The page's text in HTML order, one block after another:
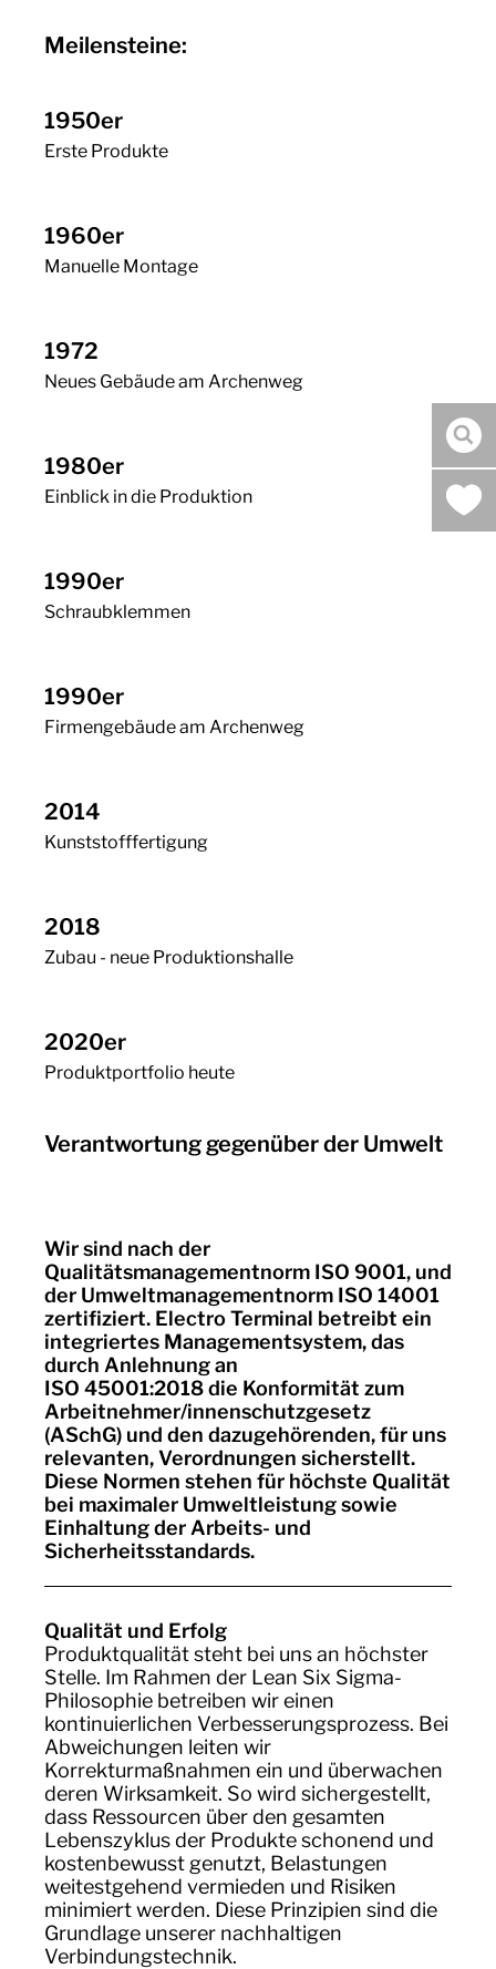
Meilensteine:
1950er
Erste Produkte
1960er
Manuelle Montage
1972
Neues Gebäude am Archenweg
1980er
Einblick in die Produktion
1990er
Schraubklemmen
1990er
Firmengebäude am Archenweg
2014
Kunststofffertigung
2018
Zubau - neue Produktionshalle
2020er
Produktportfolio heute
Verantwortung gegenüber der Umwelt
Wir sind nach der
Qualitätsmanagementnorm ISO 9001, und
der Umweltmanagementnorm ISO 14001
zertifiziert. Electro Terminal betreibt ein
integriertes Managementsystem, das
durch Anlehnung an
ISO 45001:2018 die Konformität zum
Arbeitnehmer/innenschutzgesetz
(ASchG) und den dazugehörenden, für uns
relevanten, Verordnungen sicherstellt.
Diese Normen stehen für höchste Qualität
bei maximaler Umweltleistung sowie
Einhaltung der Arbeits- und
Sicherheitsstandards.
Qualität und Erfolg
Produktqualität steht bei uns an höchster
Stelle. Im Rahmen der Lean Six Sigma-
Philosophie betreiben wir einen
kontinuierlichen Verbesserungsprozess. Bei
Abweichungen leiten wir
Korrekturmaßnahmen ein und überwachen
deren Wirksamkeit. So wird sichergestellt,
dass Ressourcen über den gesamten
Lebenszyklus der Produkte schonend und
kostenbewusst genutzt, Belastungen
weitestgehend vermieden und Risiken
minimiert werden. Diese Prinzipien sind die
Grundlage unserer nachhaltigen
Verbindungstechnik.